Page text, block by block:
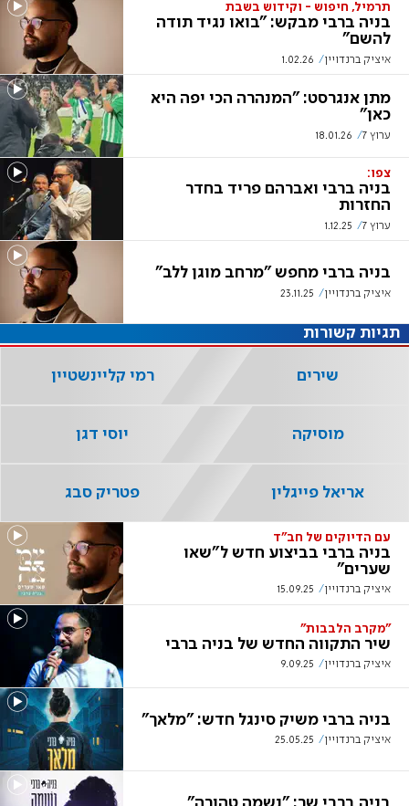
תרמיל, חיפוש - וקידוש בשבת
בניה ברבי מבקש: "בואו נגיד תודה
להשם"
איציק ברנדויין 1.02.26
מתן אנגרסט: "המנהרה הכי יפה היא
כאן"
ערוץ 7 18.01.26
צפו:
בניה ברבי ואברהם פריד בחדר
החזרות
ערוץ 7 1.12.25
בניה ברבי מחפש "מרחב מוגן ללב"
איציק ברנדויין 23.11.25
עם הדיוקים של חב"ד
בניה ברבי בביצוע חדש ל"שאו
שערים"
איציק ברנדויין 15.09.25
"מקרב הלבבות"
שיר התקווה החדש של בניה ברבי
איציק ברנדויין 9.09.25
בניה ברבי משיק סינגל חדש: "מלאך"
איציק ברנדויין 25.05.25
תגיות קשורות
שירים רמי קליינשטיין
מוסיקה יוסי דגן
אריאל פייגלין פטריק סבג